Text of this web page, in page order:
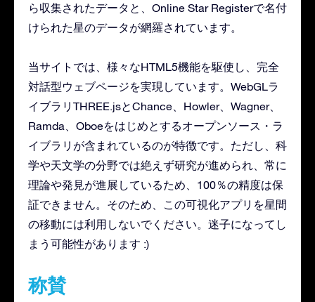
ら収集されたデータと、Online Star Registerで名付
けられた星のデータが網羅されています。
当サイトでは、様々なHTML5機能を駆使し、完全
対話型ウェブページを実現しています。WebGLラ
イブラリTHREE.jsとChance、Howler、Wagner、
Ramda、Oboeをはじめとするオープンソース・ラ
イブラリが含まれているのが特徴です。ただし、科
学や天文学の分野では絶えず研究が進められ、常に
理論や発見が進展しているため、100％の精度は保
証できません。そのため、この可視化アプリを星間
の移動には利用しないでください。迷子になってし
まう可能性があります :)
称賛